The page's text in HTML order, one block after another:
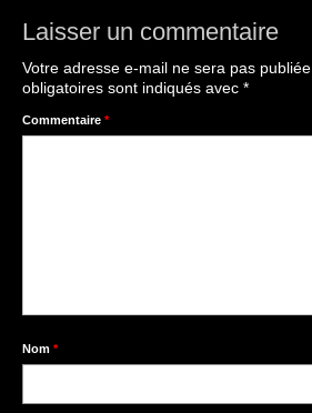
Laisser un commentaire
Votre adresse e-mail ne sera pas publiée.
obligatoires sont indiqués avec *
Commentaire *
Nom *